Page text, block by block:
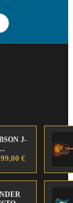
J-
€